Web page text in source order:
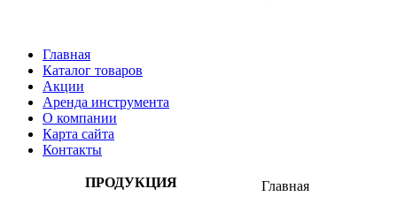
Главная
Каталог товаров
Акции
Аренда инструмента
О компании
Карта сайта
Контакты
ПРОДУКЦИЯ
Главная